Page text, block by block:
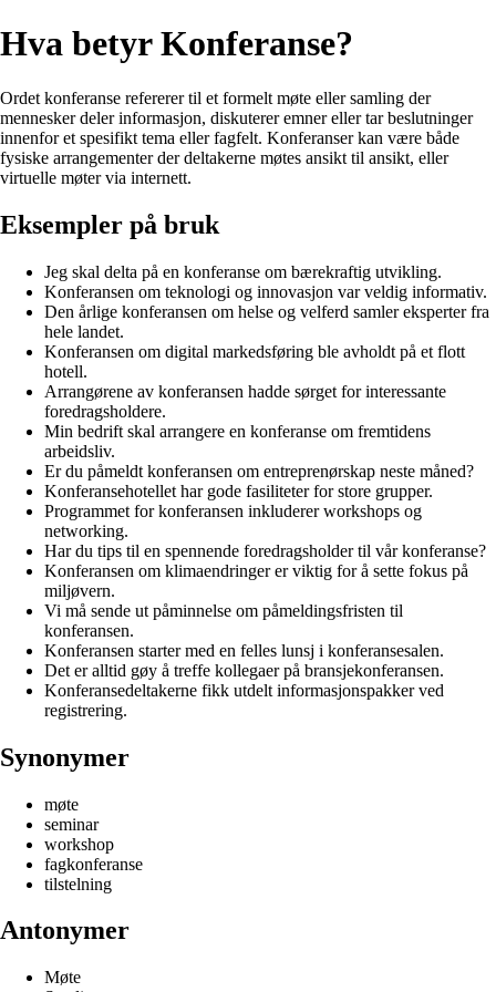
Hva betyr Konferanse?
Ordet konferanse refererer til et formelt møte eller samling der
mennesker deler informasjon, diskuterer emner eller tar beslutninger
innenfor et spesifikt tema eller fagfelt. Konferanser kan være både
fysiske arrangementer der deltakerne møtes ansikt til ansikt, eller
virtuelle møter via internett.
Eksempler på bruk
Jeg skal delta på en konferanse om bærekraftig utvikling.
Konferansen om teknologi og innovasjon var veldig informativ.
Den årlige konferansen om helse og velferd samler eksperter fra
hele landet.
Konferansen om digital markedsføring ble avholdt på et flott
hotell.
Arrangørene av konferansen hadde sørget for interessante
foredragsholdere.
Min bedrift skal arrangere en konferanse om fremtidens
arbeidsliv.
Er du påmeldt konferansen om entreprenørskap neste måned?
Konferansehotellet har gode fasiliteter for store grupper.
Programmet for konferansen inkluderer workshops og
networking.
Har du tips til en spennende foredragsholder til vår konferanse?
Konferansen om klimaendringer er viktig for å sette fokus på
miljøvern.
Vi må sende ut påminnelse om påmeldingsfristen til
konferansen.
Konferansen starter med en felles lunsj i konferansesalen.
Det er alltid gøy å treffe kollegaer på bransjekonferansen.
Konferansedeltakerne fikk utdelt informasjonspakker ved
registrering.
Synonymer
møte
seminar
workshop
fagkonferanse
tilstelning
Antonymer
Møte